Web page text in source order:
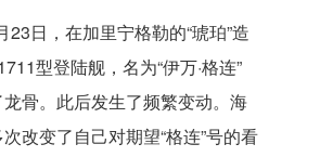
23日，在加里宁格勒的“琥珀”造
型登陆舰，名为“伊万·格连”
骨。此后发生了频繁变动。海
改变了自己对期望“格连”号的看